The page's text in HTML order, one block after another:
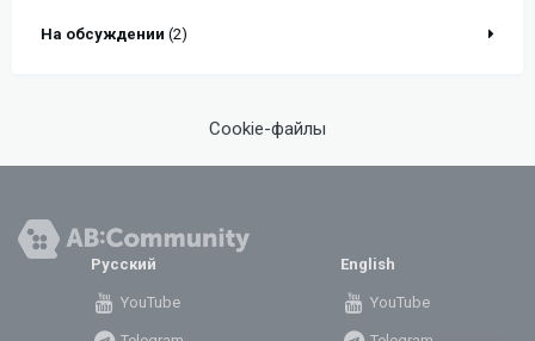
На обсуждении (2)
Cookie-файлы
Русский
YouTube
English
YouTube